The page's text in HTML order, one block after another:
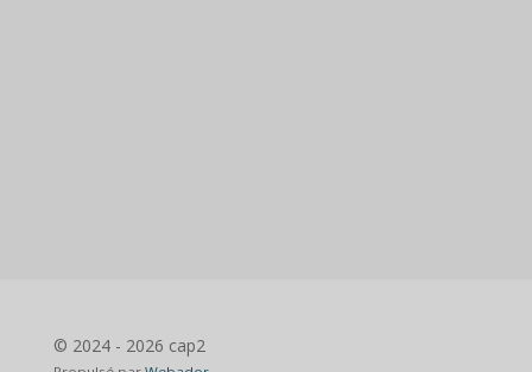
© 2024 - 2026 cap2